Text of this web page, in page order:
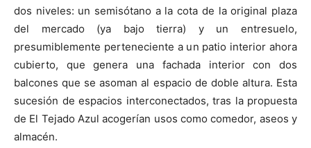
dos niveles: un semisótano a la cota de la original plaza
del mercado (ya bajo tierra) y un entresuelo,
presumiblemente perteneciente a un patio interior ahora
cubierto, que genera una fachada interior con dos
balcones que se asoman al espacio de doble altura. Esta
sucesión de espacios interconectados, tras la propuesta
de El Tejado Azul acogerían usos como comedor, aseos y
almacén.